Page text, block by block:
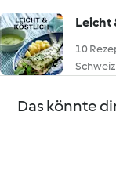
Leicht
10
Schweiz
Das könnte